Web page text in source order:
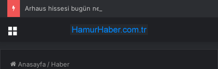
Arhaus hissesi bugün neden yükseliyor?
Menü
Anasayfa / Haber